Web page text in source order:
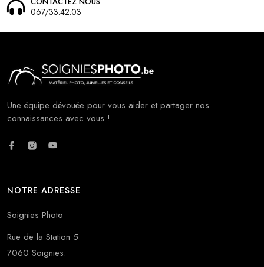
067/33.42.03
Une équipe dévouée pour vous aider et partager nos
connaissances avec vous !
NOTRE ADRESSE
Soignies Photo
Rue de la Station 5
7060 Soignies.